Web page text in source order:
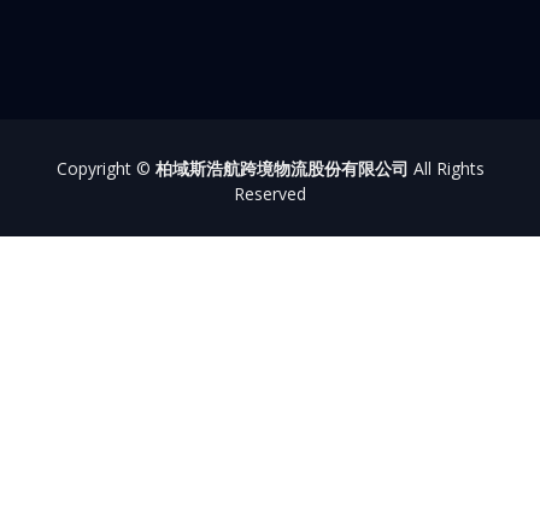
Copyright © 柏域斯浩航跨境物流股份有限公司 All Rights
Reserved